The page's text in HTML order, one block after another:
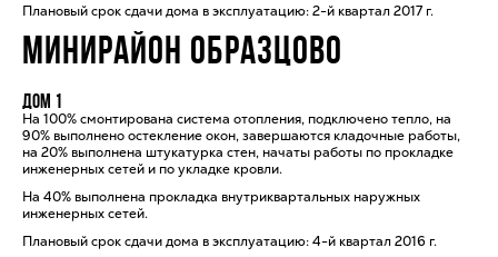
Плановый срок сдачи дома в эксплуатацию: 2-й квартал 2017 г.
МИНИРАЙОН ОБРАЗЦОВО
Дом 1
На 100% смонтирована система отопления, подключено тепло, на
90% выполнено остекление окон, завершаются кладочные работы,
на 20% выполнена штукатурка стен, начаты работы по прокладке
инженерных сетей и по укладке кровли.
На 40% выполнена прокладка внутриквартальных наружных
инженерных сетей.
Плановый срок сдачи дома в эксплуатацию: 4-й квартал 2016 г.